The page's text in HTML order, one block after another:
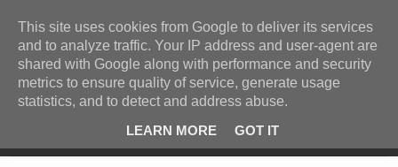
Σέρρες: 44χρονος παρίστανε τον γιατρό και
ΚΕΝΤΡΙΚΗ ΑΝΑ ΚΑΤΗΓΟΡΙΑ
ΕΙΔΗΣΕΙΣ ΑΝΑ ΠΕΡΙΟΧΗ
ΠΡΟΣΦΑΤΑ ΝΕΑ
Ν. ΣΕΡΡΩΝ Η ΓΗ ΜΑΣ
This site uses cookies from Google to deliver its services
and to analyze traffic. Your IP address and user-agent are
shared with Google along with performance and security
metrics to ensure quality of service, generate usage
statistics, and to detect and address abuse.
LEARN MORE
GOT IT